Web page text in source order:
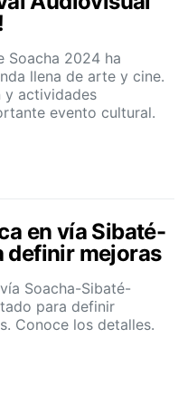
Soacha 2024 ha
llena de arte y cine.
y actividades
evento cultural.
en vía Sibaté-
definir mejoras
Soacha-Sibaté-
para definir
Conoce los detalles.